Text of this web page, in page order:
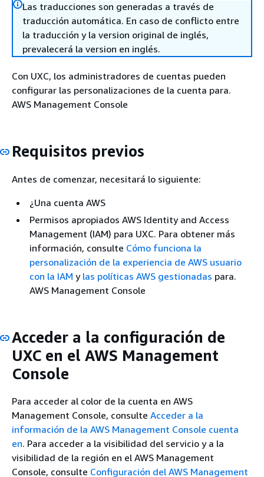
Las traducciones son generadas a través de
traducción automática. En caso de conflicto entre
la traducción y la version original de inglés,
prevalecerá la version en inglés.
Con UXC, los administradores de cuentas pueden
configurar las personalizaciones de la cuenta para.
AWS Management Console
Requisitos previos
Antes de comenzar, necesitará lo siguiente:
¿Una cuenta AWS
Permisos apropiados AWS Identity and Access
Management (IAM) para UXC. Para obtener más
información, consulte Cómo funciona la
personalización de la experiencia de AWS usuario
con la IAM y las políticas AWS gestionadas para.
AWS Management Console
Acceder a la configuración de
UXC en el AWS Management
Console
Para acceder al color de la cuenta en AWS
Management Console, consulte Acceder a la
información de la AWS Management Console cuenta
en. Para acceder a la visibilidad del servicio y a la
visibilidad de la región en el AWS Management
Console, consulte Configuración del AWS Management